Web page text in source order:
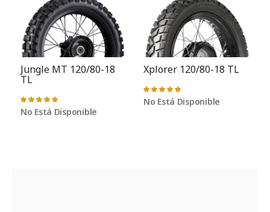
Jungle MT 120/80-18
TL
Valoración:
100%
No Está Disponible
Xplorer 120/80-18 TL
Valoración:
97%
No Está Disponible